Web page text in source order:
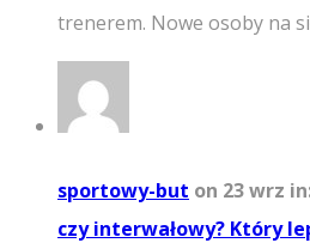
trenerem. Nowe osoby na
sportowy-but on 23 wrz
czy interwałowy? Który